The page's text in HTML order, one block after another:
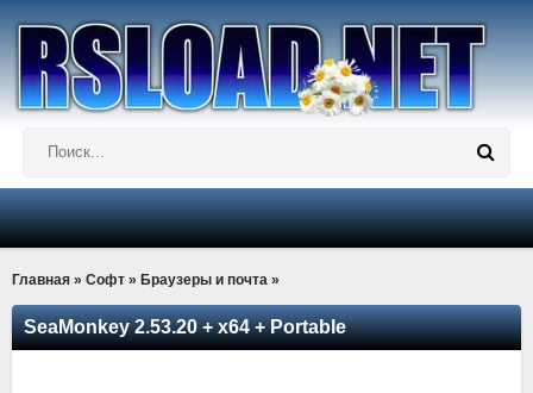
Главная » Софт » Браузеры и почта »
SeaMonkey 2.53.20 + x64 + Portable